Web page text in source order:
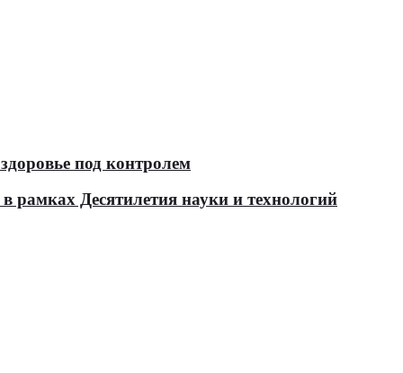
под контролем
Десятилетия науки и технологий